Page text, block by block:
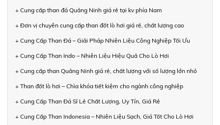
+ Cung cấp than đá Quảng Ninh giá rẻ tại kv phía Nam
+ Đơn vị chuyên cung cấp than đốt lò hơi giá rẻ, chất lượng cao
+ Cung Cấp Than Đá – Giải Pháp Nhiên Liệu Công Nghiệp Tối Ưu
+ Cung Cấp Than Indo – Nhiên Liệu Hiệu Quả Cho Lò Hơi
+ Cung cấp than Quảng Ninh giá rẻ, chất lượng với số lượng lớn nhỏ
+ Than đốt lò hơi – Chìa khóa tiết kiệm cho ngành công nghiệp
+ Cung Cấp Than Đá Sỉ Lẻ Chất Lượng, Uy Tín, Giá Rẻ
+ Cung Cấp Than Indonesia – Nhiên Liệu Sạch, Giá Tốt Cho Lò Hơi